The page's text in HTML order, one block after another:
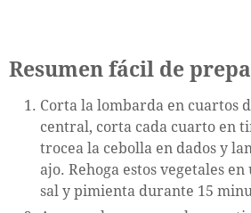
Resumen fácil de
Corta la lombarda en cuartos
central, corta cada cuarto en
trocea la cebolla en dados y
ajo. Rehoga estos vegetales
sal y pimienta durante 15